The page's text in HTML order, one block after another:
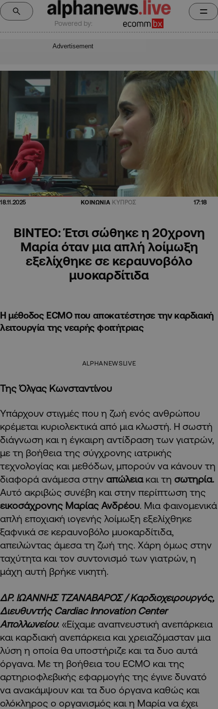
Powered by:
Advertisement
18.11.2025 ΚΟΙΝΩΝΙΑ ΚΥΠΡΟΣ 17:18
ΒΙΝΤΕΟ: Έτσι σώθηκε η 20χρονη
Μαρία όταν μια απλή λοίμωξη
εξελίχθηκε σε κεραυνοβόλο
μυοκαρδίτιδα
Η μέθοδος ECMO που αποκατέστησε την καρδιακή
λειτουργία της νεαρής φοιτήτριας
ALPHANEWSLIVE
Της Όλγας Κωνσταντίνου
Υπάρχουν στιγμές που η ζωή ενός ανθρώπου
κρέμεται κυριολεκτικά από μια κλωστή. Η σωστή
διάγνωση και η έγκαιρη αντίδραση των γιατρών,
με τη βοήθεια της σύγχρονης ιατρικής
τεχνολογίας και μεθόδων, μπορούν να κάνουν τη
διαφορά ανάμεσα στην απώλειακαι τη σωτηρία.
Αυτό ακριβώς συνέβη και στην περίπτωση της
εικοσάχρονης Μαρίας Ανδρέου . Μια φαινομενικά
απλή εποχιακή ιογενής λοίμωξη εξελίχθηκε
ξαφνικά σε κεραυνοβόλο μυοκαρδίτιδα,
απειλώντας άμεσα τη ζωή της. Χάρη όμως στην
ταχύτητα και τον συντονισμό των γιατρών, η
μάχη αυτή βρήκε νικητή.
ΔΡ. ΙΩΑΝΝΗΣ ΤΖΑΝΑΒΑΡΟΣ / Καρδιοχειρουργός,
Διευθυντής Cardiac Innovation Center
Απολλωνείου: «Είχαμε αναπνευστική ανεπάρκεια
και καρδιακή ανεπάρκεια και χρειαζόμασταν μια
λύση η οποία θα υποστήριζε και τα δυο αυτά
όργανα. Mε τη βοήθεια του ECMO και της
αρτηριοφλεβικής εφαρμογής της έγινε δυνατό
να ανακάμψουν και τα δυο όργανα καθώς και
ολόκληρος ο οργανισμός και η Μαρία να έχει